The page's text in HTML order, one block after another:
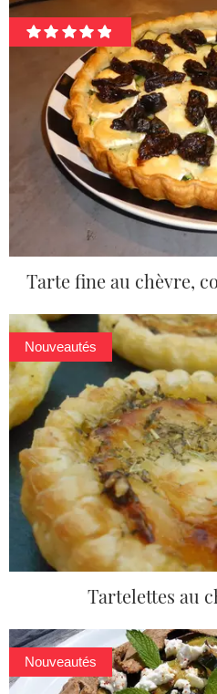
Tarte fine au chèvre,
Nouveautés
Tartelettes au
Nouveautés